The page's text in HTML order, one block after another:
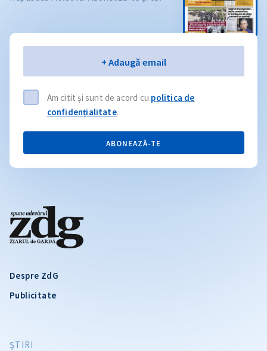
Despre ZdG
Publicitate
ŞTIRI
+ Adaugă email
Am citit și sunt de acord cu politica de
confidențialitate.
ABONEAZĂ-TE